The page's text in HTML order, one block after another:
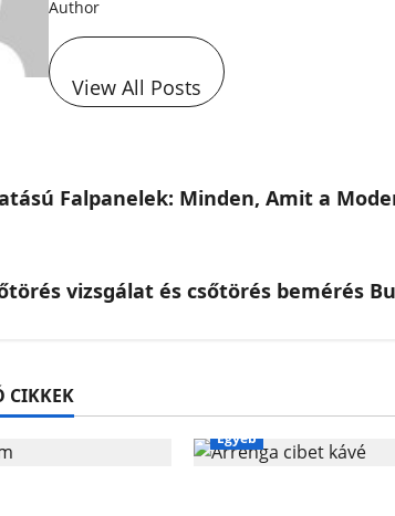
Author
View All Posts
Falpanelek: Minden, Amit a
vizsgálat és csőtörés bemérés
CIKKEK
Egyéb